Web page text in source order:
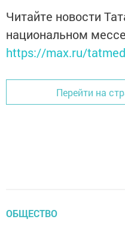
Читайте новости
национальном
https://max.ru/
Перейти на
ОБЩЕСТВО